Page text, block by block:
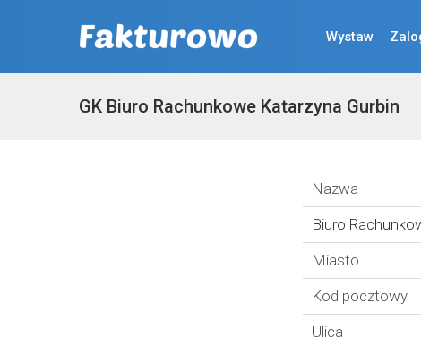
Wystaw
GK Biuro Rachunkowe Katarzyna Gurbin
Nazwa
Biuro
Miasto
Kod pocztowy
Ulica